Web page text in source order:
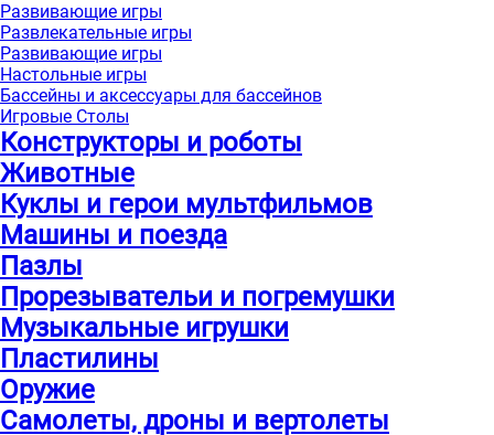
Развивающие игры
Развлекательные игры
Развивающие игры
Настольные игры
Бассейны и аксессуары для бассейнов
Игровые Столы
Конструкторы и роботы
Животные
Куклы и герои мультфильмов
Машины и поезда
Пазлы
Прорезывательи и погремушки
Музыкальные игрушки
Пластилины
Оружие
Самолеты, дроны и вертолеты